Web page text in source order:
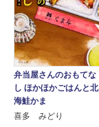
弁当屋さんのおもてな
し ほかほかごはんと北
海鮭かま
喜多 みどり